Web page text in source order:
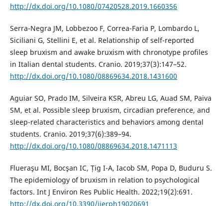
http://dx.doi.org/10.1080/07420528.2019.1660356
Serra-Negra JM, Lobbezoo F, Correa-Faria P, Lombardo L,
Siciliani G, Stellini E, et al. Relationship of self-reported
sleep bruxism and awake bruxism with chronotype profiles
in Italian dental students. Cranio. 2019;37(3):147–52.
http://dx.doi.org/10.1080/08869634.2018.1431600
Aguiar SO, Prado IM, Silveira KSR, Abreu LG, Auad SM, Paiva
SM, et al. Possible sleep bruxism, circadian preference, and
sleep-related characteristics and behaviors among dental
students. Cranio. 2019;37(6):389–94.
http://dx.doi.org/10.1080/08869634.2018.1471113
Flueraşu MI, Bocşan IC, Țig I-A, Iacob SM, Popa D, Buduru S.
The epidemiology of bruxism in relation to psychological
factors. Int J Environ Res Public Health. 2022;19(2):691.
http://dx.doi.org/10.3390/ijerph19020691